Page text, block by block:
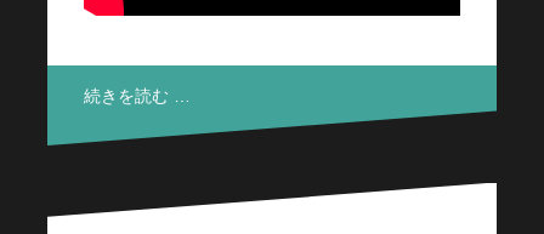
続きを読む …